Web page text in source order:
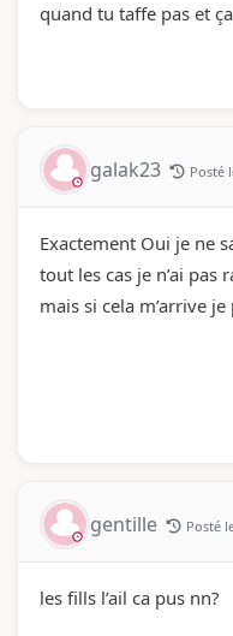
quand tu taffe pas et
galak23 Posté
Exactement Oui je ne
tout les cas je n’ai
mais si cela m’arrive
gentille Posté
les fills l’ail ca pus nn?